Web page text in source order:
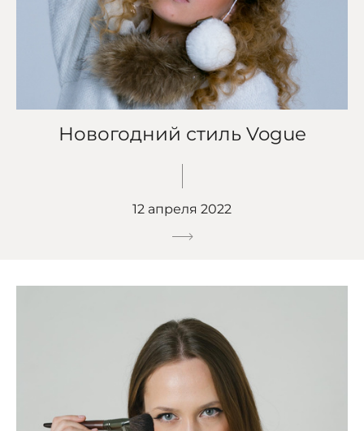
Новогодний стиль Vogue
12 апреля 2022